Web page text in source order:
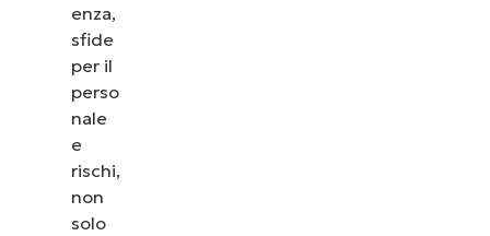
enza,
sfide
per il
perso
nale
e
rischi,
non
solo